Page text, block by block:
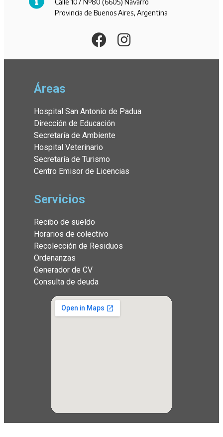
Provincia de Buenos Aires, Argentina
Áreas
Hospital San Antonio de Padua
Dirección de Educación
Secretaría de Ambiente
Hospital Veterinario
Secretaría de Turismo
Centro Emisor de Licencias
Servicios
Recibo de sueldo
Horarios de colectivo
Recolección de Residuos
Ordenanzas
Generador de CV
Consulta de deuda